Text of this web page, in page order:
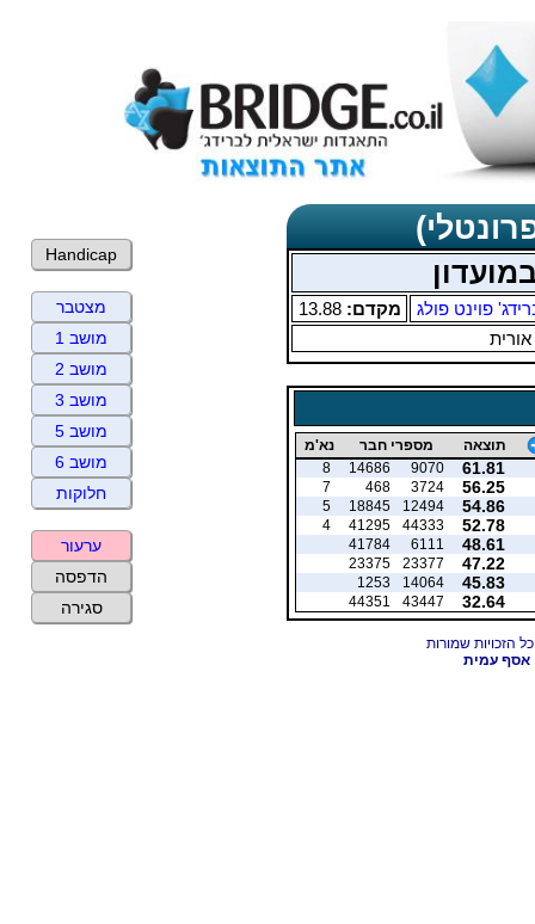
פוינט פולג מקדם:13.88
אורית
תוצאה מספרי חבר נא'מ
61.81
9070
14686
8
56.25
3724
468
7
54.86
12494
18845
5
52.78
44333
41295
4
48.61
6111
41784
47.22
23377
23375
45.83
14064
1253
32.64
43447
44351
אסף עמית
Handicap
מצטבר
מושב 1
מושב 2
מושב 3
מושב 5
מושב 6
חלוקות
ערעור
הדפסה
סגירה